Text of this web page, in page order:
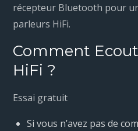
récepteur Bluetooth pour
parleurs HiFi.
Comment
HiFi ?
Essai gratuit
Si vous n’avez pas de